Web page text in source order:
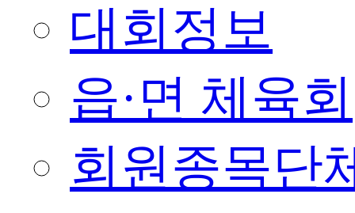
대회정보
읍·면 체육회
회원종목단